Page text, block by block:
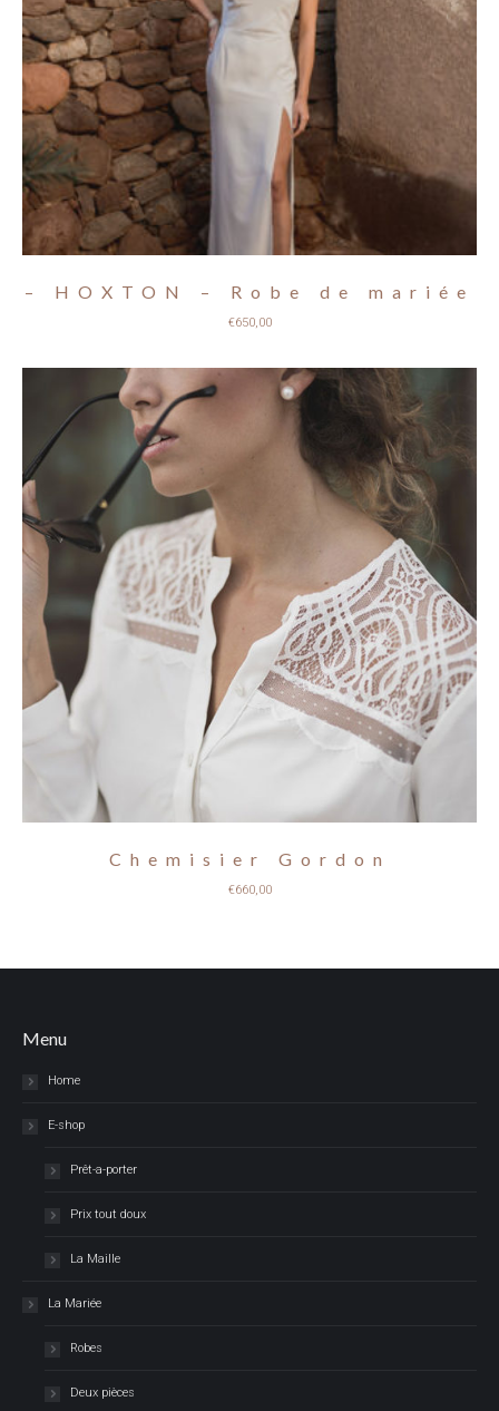
– HOXTON – Robe de mariée
€650,00
Chemisier Gordon
€660,00
Menu
Home
E-shop
Prêt-a-porter
Prix tout doux
La Maille
La Mariée
Robes
Deux pièces